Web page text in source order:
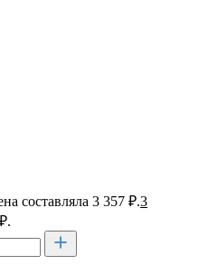
составляла 3 357 ₽.3